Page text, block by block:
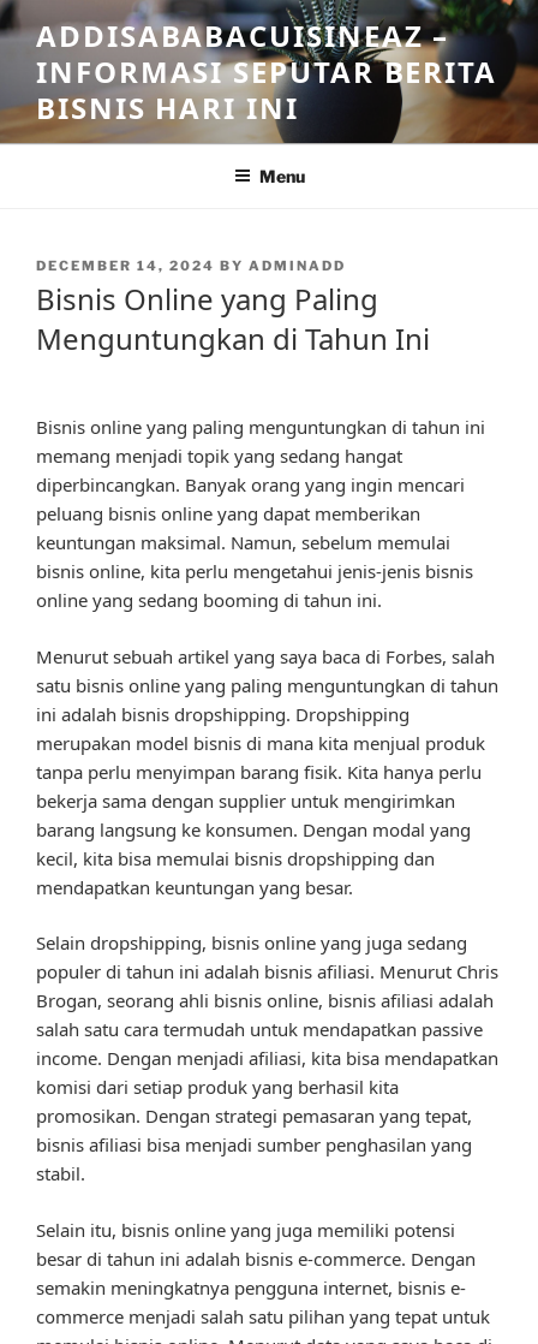
Skip
to
content
ADDISABABACUISINEAZ –
INFORMASI SEPUTAR BERITA
BISNIS HARI INI
Menu
POSTED
ON
DECEMBER 14, 2024 BY ADMINADD
Bisnis Online yang Paling
Menguntungkan di Tahun Ini
Bisnis online yang paling menguntungkan di tahun ini
memang menjadi topik yang sedang hangat
diperbincangkan. Banyak orang yang ingin mencari
peluang bisnis online yang dapat memberikan
keuntungan maksimal. Namun, sebelum memulai
bisnis online, kita perlu mengetahui jenis-jenis bisnis
online yang sedang booming di tahun ini.
Menurut sebuah artikel yang saya baca di Forbes, salah
satu bisnis online yang paling menguntungkan di tahun
ini adalah bisnis dropshipping. Dropshipping
merupakan model bisnis di mana kita menjual produk
tanpa perlu menyimpan barang fisik. Kita hanya perlu
bekerja sama dengan supplier untuk mengirimkan
barang langsung ke konsumen. Dengan modal yang
kecil, kita bisa memulai bisnis dropshipping dan
mendapatkan keuntungan yang besar.
Selain dropshipping, bisnis online yang juga sedang
populer di tahun ini adalah bisnis afiliasi. Menurut Chris
Brogan, seorang ahli bisnis online, bisnis afiliasi adalah
salah satu cara termudah untuk mendapatkan passive
income. Dengan menjadi afiliasi, kita bisa mendapatkan
komisi dari setiap produk yang berhasil kita
promosikan. Dengan strategi pemasaran yang tepat,
bisnis afiliasi bisa menjadi sumber penghasilan yang
stabil.
Selain itu, bisnis online yang juga memiliki potensi
besar di tahun ini adalah bisnis e-commerce. Dengan
semakin meningkatnya pengguna internet, bisnis e-
commerce menjadi salah satu pilihan yang tepat untuk